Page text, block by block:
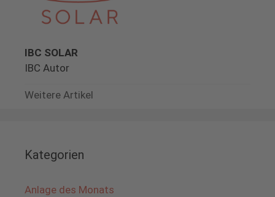
IBC SOLAR
IBC Autor
Weitere Artikel
Kategorien
Anlage des Monats